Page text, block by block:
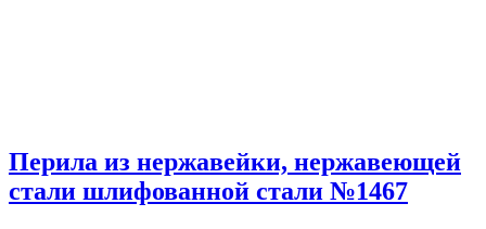
Перила из нержавейки, нержавеющей
стали шлифованной стали №1467